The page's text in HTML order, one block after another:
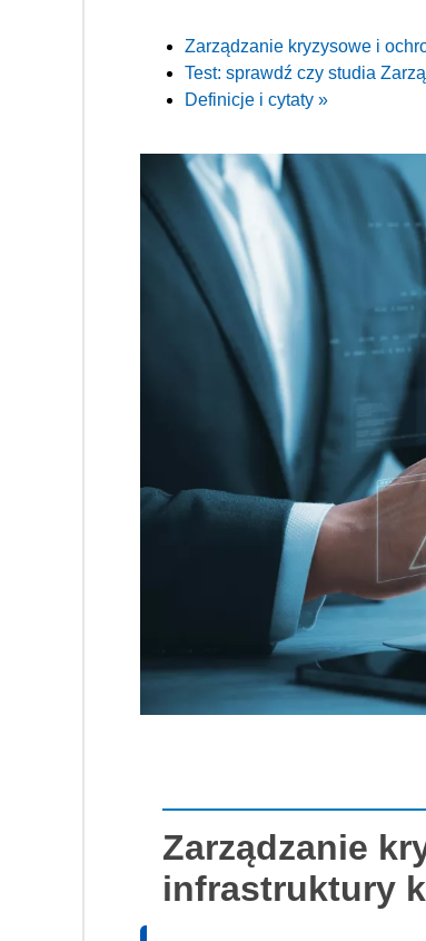
Zarządzanie kryzysowe i
Test: sprawdź czy studia
Definicje i cytaty »
Zarządzanie
infrastruktury